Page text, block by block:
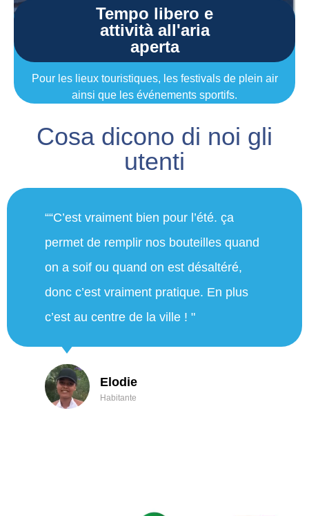
Tempo libero e
attività all'aria
aperta
Pour les lieux touristiques, les festivals de plein air
ainsi que les événements sportifs.
Cosa dicono di noi gli
utenti
"Siamo molto contenti di avere questa
fontana. Stamattina abbiamo
camminato 15 km sulle alture.
Stamattina abbiamo potuto beneficiare
della fontana e al ritorno abbiamo
buona acqua. Ringraziamo ancora la
città di Nizza!"